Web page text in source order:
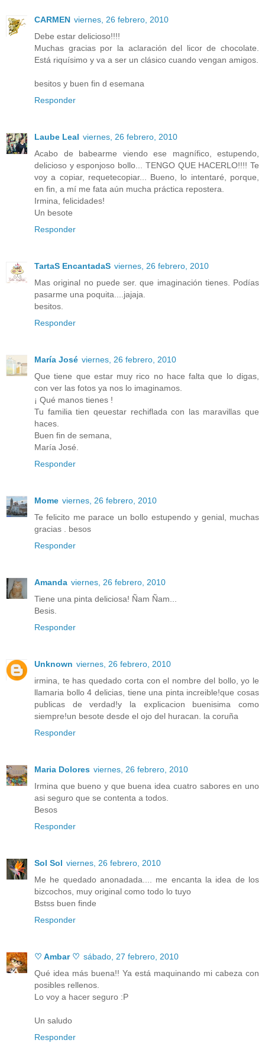
CARMEN viernes, 26 febrero, 2010
Debe estar delicioso!!!!
Muchas gracias por la aclaración del licor de chocolate.
Está riquísimo y va a ser un clásico cuando vengan amigos.
besitos y buen fin d esemana
Responder
Laube Leal viernes, 26 febrero, 2010
Acabo de babearme viendo ese magnífico, estupendo,
delicioso y esponjoso bollo... TENGO QUE HACERLO!!!! Te
voy a copiar, requetecopiar... Bueno, lo intentaré, porque,
en fin, a mí me fata aún mucha práctica repostera.
Irmina, felicidades!
Un besote
Responder
TartaS EncantadaS viernes, 26 febrero, 2010
Mas original no puede ser. que imaginación tienes. Podías
pasarme una poquita....jajaja.
besitos.
Responder
María José viernes, 26 febrero, 2010
Que tiene que estar muy rico no hace falta que lo digas,
con ver las fotos ya nos lo imaginamos.
¡ Qué manos tienes !
Tu familia tien qeuestar rechiflada con las maravillas que
haces.
Buen fin de semana,
María José.
Responder
Mome viernes, 26 febrero, 2010
Te felicito me parace un bollo estupendo y genial, muchas
gracias . besos
Responder
Amanda viernes, 26 febrero, 2010
Tiene una pinta deliciosa! Ñam Ñam...
Besis.
Responder
Unknown viernes, 26 febrero, 2010
irmina, te has quedado corta con el nombre del bollo, yo le
llamaria bollo 4 delicias, tiene una pinta increible!que cosas
publicas de verdad!y la explicacion buenisima como
siempre!un besote desde el ojo del huracan. la coruña
Responder
Maria Dolores viernes, 26 febrero, 2010
Irmina que bueno y que buena idea cuatro sabores en uno
asi seguro que se contenta a todos.
Besos
Responder
Sol Sol viernes, 26 febrero, 2010
Me he quedado anonadada.... me encanta la idea de los
bizcochos, muy original como todo lo tuyo
Bstss buen finde
Responder
♡ Ambar ♡ sábado, 27 febrero, 2010
Qué idea más buena!! Ya está maquinando mi cabeza con
posibles rellenos.
Lo voy a hacer seguro :P
Un saludo
Responder